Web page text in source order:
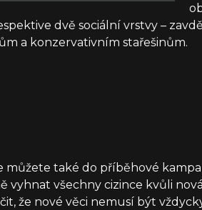
dvě sociální vrstvy –
a konzervativním stařešinům.
můžete také do příběhové
vyhnat všechny cizince kvůli
že nové věci nemusí být